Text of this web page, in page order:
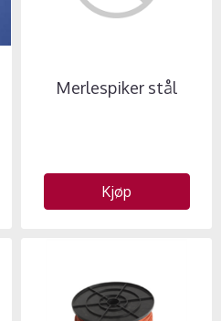
Merlespiker stål
Kjøp